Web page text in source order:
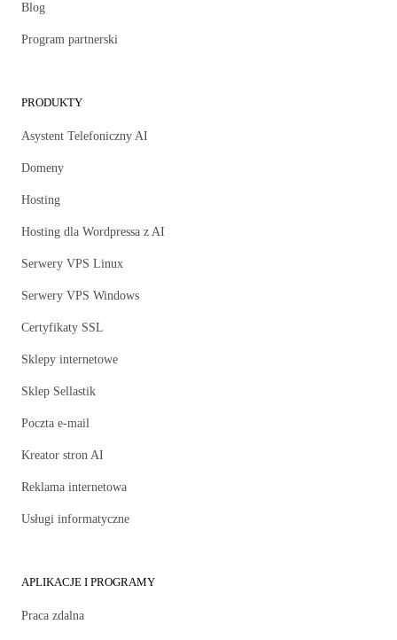
Blog
Program partnerski
PRODUKTY
Asystent Telefoniczny AI
Domeny
Hosting
Hosting dla Wordpressa z AI
Serwery VPS Linux
Serwery VPS Windows
Certyfikaty SSL
Sklepy internetowe
Sklep Sellastik
Poczta e-mail
Kreator stron AI
Reklama internetowa
Usługi informatyczne
APLIKACJE I PROGRAMY
Praca zdalna